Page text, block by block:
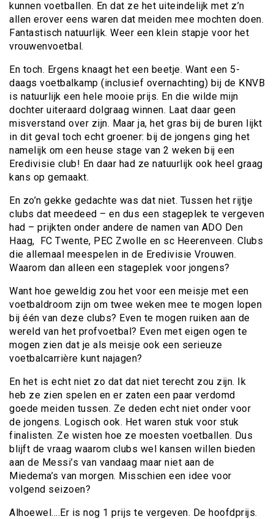
kunnen voetballen. En dat ze het uiteindelijk met z’n
allen erover eens waren dat meiden mee mochten doen.
Fantastisch natuurlijk. Weer een klein stapje voor het
vrouwenvoetbal.
En toch. Ergens knaagt het een beetje. Want een 5-
daags voetbalkamp (inclusief overnachting) bij de KNVB
is natuurlijk een hele mooie prijs. En die wilde mijn
dochter uiteraard dolgraag winnen. Laat daar geen
misverstand over zijn. Maar ja, het gras bij de buren lijkt
in dit geval toch echt groener: bij de jongens ging het
namelijk om een heuse stage van 2 weken bij een
Eredivisie club! En daar had ze natuurlijk ook heel graag
kans op gemaakt.
En zo’n gekke gedachte was dat niet. Tussen het rijtje
clubs dat meedeed – en dus een stageplek te vergeven
had – prijkten onder andere de namen van ADO Den
Haag, FC Twente, PEC Zwolle en sc Heerenveen. Clubs
die allemaal meespelen in de Eredivisie Vrouwen.
Waarom dan alleen een stageplek voor jongens?
Want hoe geweldig zou het voor een meisje met een
voetbaldroom zijn om twee weken mee te mogen lopen
bij één van deze clubs? Even te mogen ruiken aan de
wereld van het profvoetbal? Even met eigen ogen te
mogen zien dat je als meisje ook een serieuze
voetbalcarrière kunt najagen?
En het is echt niet zo dat dat niet terecht zou zijn. Ik
heb ze zien spelen en er zaten een paar verdomd
goede meiden tussen. Ze deden echt niet onder voor
de jongens. Logisch ook. Het waren stuk voor stuk
finalisten. Ze wisten hoe ze moesten voetballen. Dus
blijft de vraag waarom clubs wel kansen willen bieden
aan de Messi’s van vandaag maar niet aan de
Miedema’s van morgen. Misschien een idee voor
volgend seizoen?
Alhoewel….Er is nog 1 prijs te vergeven. De hoofdprijs.